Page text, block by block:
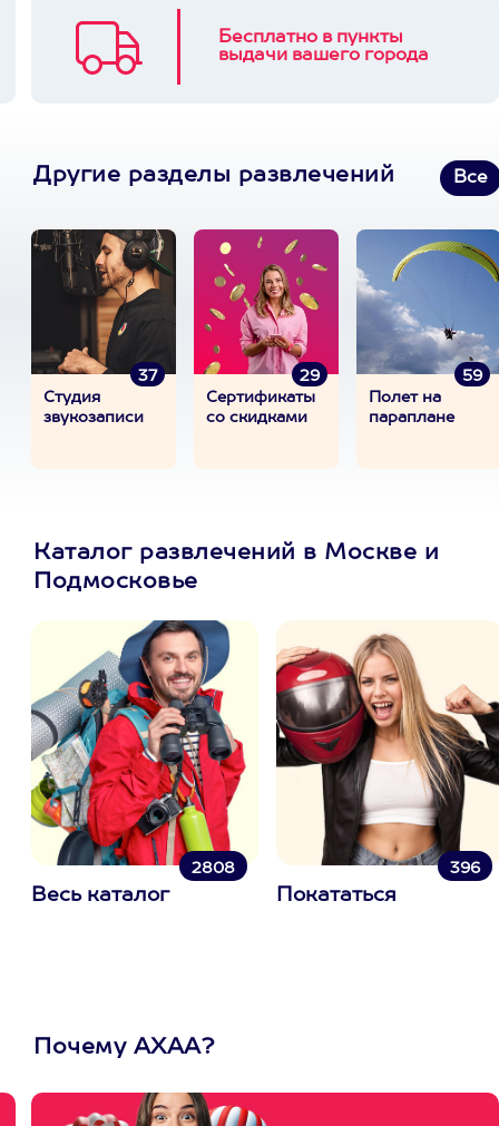
Бесплатно в пункты
выдачи вашего города
Другие разделы развлечений Все
37
Студия
звукозаписи
29
Сертификаты
со скидками
59
Полет на
параплане
Каталог развлечений в Москве и
Подмосковье
2808
Весь каталог
396
Покататься
Почему АХАА?